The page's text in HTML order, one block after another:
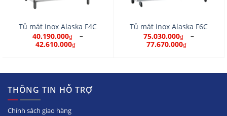
Tủ mát inox Alaska F4C
40.190.000₫
–
42.610.000₫
Tủ mát inox Alaska F6C
75.030.000₫
–
77.670.000₫
THÔNG TIN HỖ TRỢ
Chính sách giao hàng